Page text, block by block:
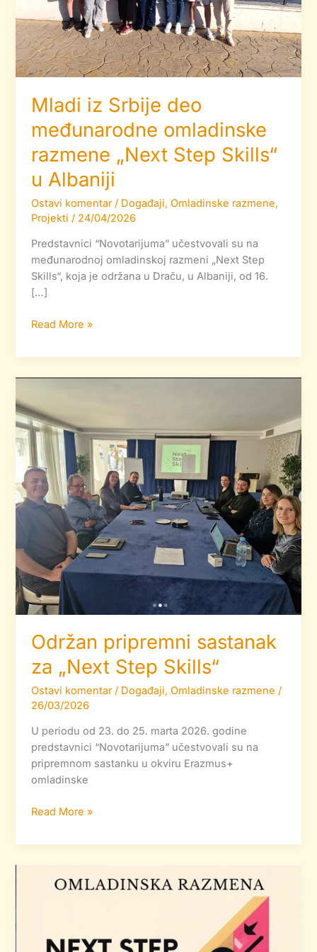
Mladi iz Srbije deo
međunarodne omladinske
razmene „Next Step Skills“
u Albaniji
Ostavi komentar / Događaji,Omladinske razmene,
Projekti / 24/04/2026
Predstavnici “Novotarijuma” učestvovali su na
međunarodnoj omladinskoj razmeni „Next Step
Skills“, koja je održana u Draču, u Albaniji, od 16.
[…]
Skills“
u
Albaniji
Read More »
Održan pripremni sastanak
za „Next Step Skills“
Ostavi komentar / Događaji,Omladinske razmene /
26/03/2026
U periodu od 23. do 25. marta 2026. godine
predstavnici “Novotarijuma” učestvovali su na
pripremnom sastanku u okviru Erazmus+
omladinske
sastanak
za
„Next
Step
Skills“
Read More »
prijave
razmenu